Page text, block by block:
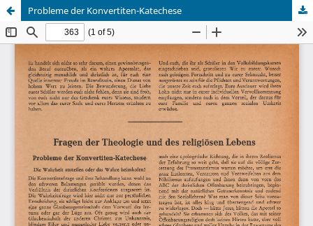
Probleme der Konvertiten-Katechese